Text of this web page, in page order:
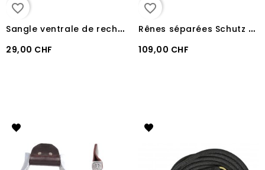
favorite_border
S
angle ventrale de rechange pour couverture
29,00 CHF
favorite_border
R
ênes séparées Schutz Brother 1.3 cm
109,00 CHF